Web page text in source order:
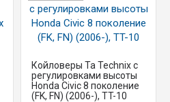
Койловеры Ta Technix с
регулировками высоты
Honda Civic 8 поколение
(FK, FN) (2006-), TT-10